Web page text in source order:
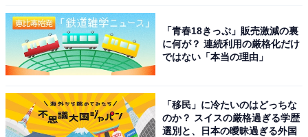
「青春18きっぷ」販売激減の裏
に何が？ 連続利用の厳格化だけ
ではない「本当の理由」
「移民」に冷たいのはどっちな
のか？ スイスの厳格過ぎる学歴
選別と、日本の曖昧過ぎる外国